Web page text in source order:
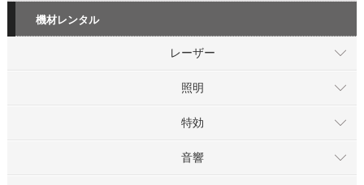
機材レンタル
レーザー
照明
特効
音響